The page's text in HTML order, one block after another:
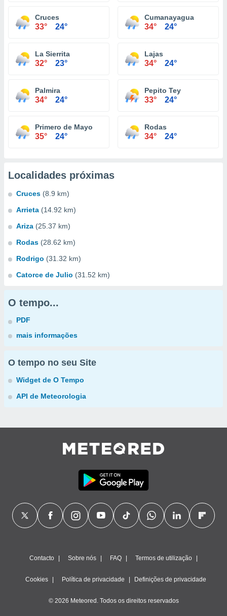
Cruces
33° 24°
Cumanayagua
34° 24°
La Sierrita
32° 23°
Lajas
34° 24°
Palmira
34° 24°
Pepito Tey
33° 24°
Primero de Mayo
35° 24°
Rodas
34° 24°
Localidades próximas
Cruces (8.9 km)
Arrieta (14.92 km)
Ariza (25.37 km)
Rodas (28.62 km)
Rodrigo (31.32 km)
Catorce de Julio (31.52 km)
O tempo...
PDF
mais informações
O tempo no seu Site
Widget de O Tempo
API de Meteorologia
Contacto Sobre nós FAQ Termos de utilização
Cookies Política de privacidade Definições de privacidade
© 2026 Meteored. Todos os direitos reservados